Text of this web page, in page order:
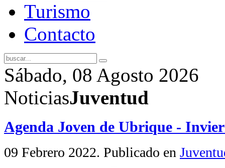
Turismo
Contacto
Sábado, 08 Agosto 2026
NoticiasJuventud
Agenda Joven de Ubrique -
09 Febrero 2022. Publicado en